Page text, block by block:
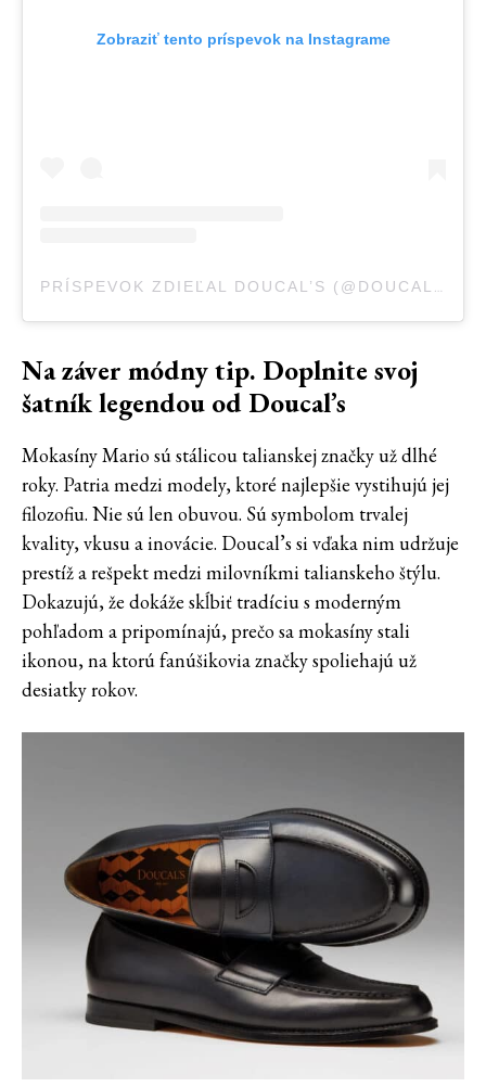
Zobraziť tento príspevok na Instagrame
PRÍSPEVOK ZDIEĽAL DOUCAL’S (@DOUCALS)
Na záver módny tip. Doplnite svoj
šatník legendou od Doucal’s
Mokasíny Mario sú stálicou talianskej značky už dlhé
roky. Patria medzi modely, ktoré najlepšie vystihujú jej
filozofiu. Nie sú len obuvou. Sú symbolom trvalej
kvality, vkusu a inovácie. Doucal’s si vďaka nim udržuje
prestíž a rešpekt medzi milovníkmi talianskeho štýlu.
Dokazujú, že dokáže skĺbiť tradíciu s moderným
pohľadom a pripomínajú, prečo sa mokasíny stali
ikonou, na ktorú fanúšikovia značky spoliehajú už
desiatky rokov.